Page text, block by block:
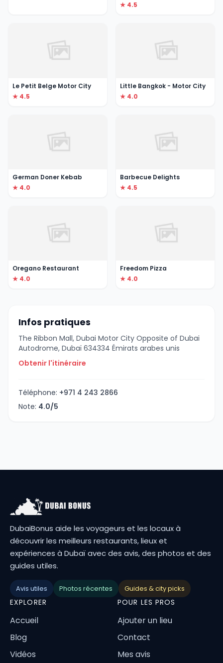
★ 4.5
Le Petit Belge Motor City
★ 4.5
Little Bangkok - Motor City
★ 4.0
German Doner Kebab
★ 4.0
Barbecue Delights
★ 4.5
Oregano Restaurant
★ 4.0
Freedom Pizza
★ 4.0
Infos pratiques
The Ribbon Mall, Dubai Motor City Opposite of Dubai
Autodrome, Dubaï 634334 Émirats arabes unis
Obtenir l'itinéraire
Téléphone: +971 4 243 2866
Note: 4.0/5
DubaiBonus aide les voyageurs et les locaux à
découvrir les meilleurs restaurants, lieux et
expériences à Dubaï avec des avis, des photos et des
guides utiles.
Avis utiles Photos récentes Guides & city picks
EXPLORER
Accueil
Blog
Vidéos
POUR LES PROS
Ajouter un lieu
Contact
Mes avis